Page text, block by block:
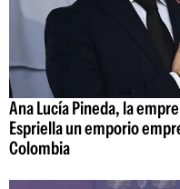
Ana Lucía Pineda, la
Espriella un emporio
Colombia